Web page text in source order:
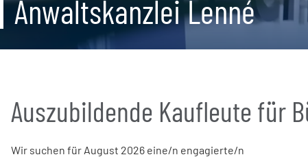
Anwaltskanzlei Lenné
Auszubildende Kaufleute für
Wir suchen für August 2026 eine/n engagierte/n